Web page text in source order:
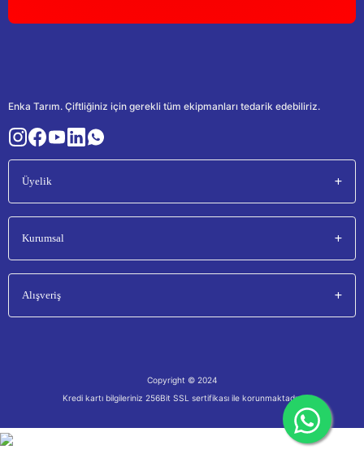
Enka Tarım. Çiftliğiniz için gerekli tüm ekipmanları tedarik edebiliriz.
Üyelik
Kurumsal
Alışveriş
Copyright © 2024
Kredi kartı bilgileriniz 256Bit SSL sertifikası ile korunmaktadır.